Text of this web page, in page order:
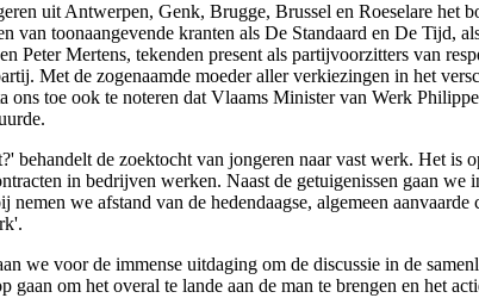
uit Antwerpen, Genk, Brugge, Brussel en Roeselare het
van toonaangevende kranten als De Standaard en De Tijd,
Peter Mertens, tekenden present als partijvoorzitters van
Met de zogenaamde moeder aller verkiezingen in het
ons toe ook te noteren dat Vlaams Minister van Werk
behandelt de zoektocht van jongeren naar vast werk. Het
in bedrijven werken. Naast de getuigenissen gaan we
nemen we afstand van de hedendaagse, algemeen
we voor de immense uitdaging om de discussie in de
om het overal te lande aan de man te brengen en het